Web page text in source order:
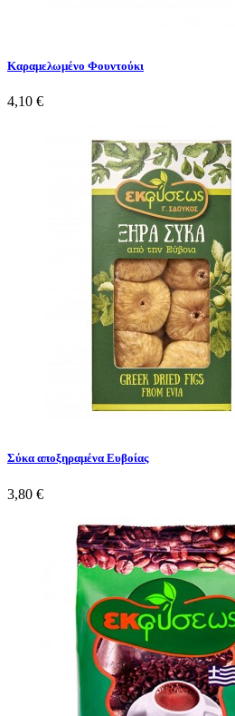
Καραμελωμένο Φουντούκι
4,10 €
Σύκα αποξηραμένα Ευβοίας
3,80 €